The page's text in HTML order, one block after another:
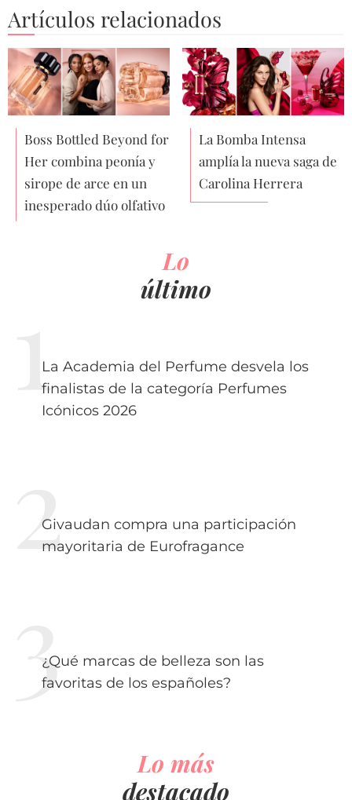
Artículos relacionados
Boss Bottled Beyond for
Her combina peonía y
sirope de arce en un
inesperado dúo olfativo
La Bomba Intensa
amplía la nueva saga de
Carolina Herrera
Lo
último
La Academia del Perfume desvela los
finalistas de la categoría Perfumes
Icónicos 2026
Givaudan compra una participación
mayoritaria de Eurofragance
¿Qué marcas de belleza son las
favoritas de los españoles?
Lo más
destacado